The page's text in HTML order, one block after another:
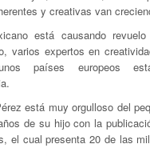
y creativas van
está causando
varios expertos en
países europeos
está muy orgulloso del
de su hijo con la
el cual presenta 20 de las